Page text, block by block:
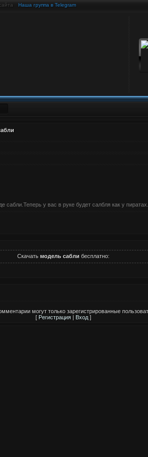
Наша группа в Telegram
у вас в руке будет салбля как у
Скачать модель сабли бесплатно:
могут только зарегистрированные
[ Регистрация| Вход]